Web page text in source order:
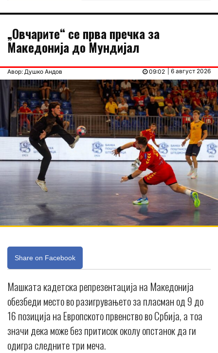
„Овчарите“ се прва пречка за
Македонија до Мундијал
Авор: Душко Андов | 6 август 2026
09:02
Share on Facebook
Машката кадетска репрезентација на Македонија
обезбеди место во разигрувањето за пласман од 9 до
16 позиција на Европското првенство во Србија, а тоа
значи дека може без притисок околу опстанок да ги
одигра следните три меча.